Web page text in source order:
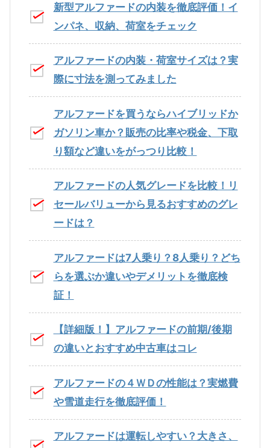
新型アルファードの内装を徹底評価！イ
ンパネ、収納、荷室をチェック
アルファードの内装・荷室サイズは？実
際に寸法を測ってみました
アルファードを買うならハイブリッドか
ガソリン車か？販売の比率や税金、下取
り額など違いをがっつり比較！
アルファードの人気グレードを比較！リ
セールバリューから見るおすすめのグレ
ードは？
アルファードは7人乗り？8人乗り？どち
らを選ぶか違いやデメリットを徹底検
証！
【詳細版！】アルファードの前期/後期
の違いとおすすめ中古車はコレ
アルファードの４ＷＤの性能は？実燃費
や雪道走行を徹底評価！
アルファードは運転しやすい？大きさ、